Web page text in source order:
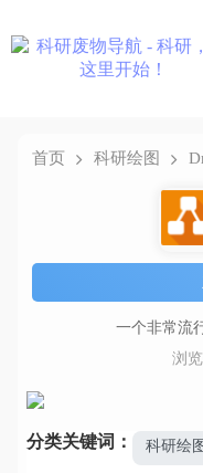
首页 科研绘图
一个非常流
浏
分类关键词： 科研绘